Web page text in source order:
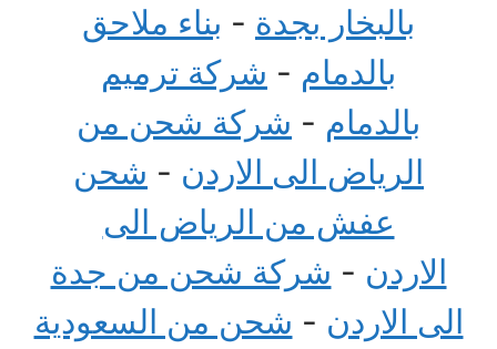
بالبخار بجدة - بناء ملاحق
بالدمام - شركة ترميم
بالدمام - شركة شحن من
الرياض الى الاردن - شحن
عفش من الرياض الى
الاردن - شركة شحن من جدة
الى الاردن - شحن من السعودية